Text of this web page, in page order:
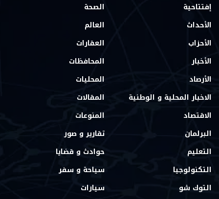
إفتتاحية
الأحداث
الأحزاب
الأخبار
الأرصاد
الاخبار المحلية و الوطنية
الاقتصاد
البرلمان
التعليم
التكنولوجيا
التوك شو
الصحة
العالم
العقارات
المحافظات
المحليات
المقالات
المنوعات
تقارير و صور
حوادث و قضايا
سياحة و سفر
سيارات